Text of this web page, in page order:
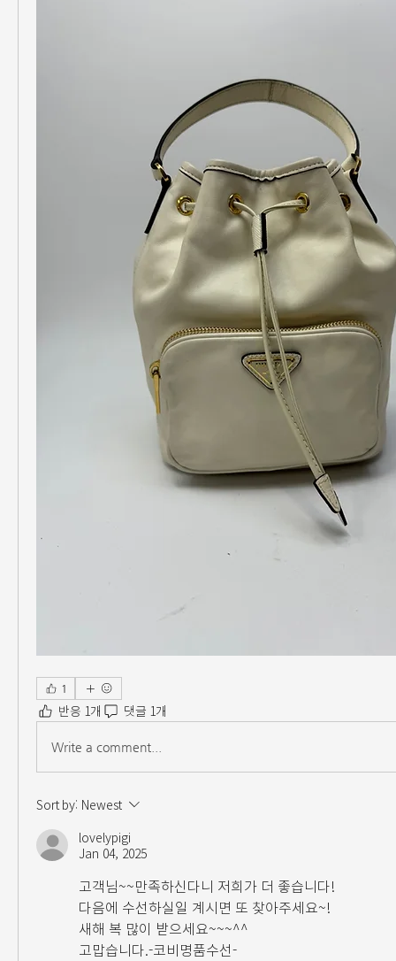
1
반응 1개 댓글 1개
Write a comment...
Sort by: Newest
lovelypigi
Jan 04, 2025
고객님~~만족하신다니 저희가 더 좋습니다!
다음에 수선하실일 계시면 또 찾아주세요~!
새해 복 많이 받으세요~~~^^
고맙습니다.-코비명품수선-